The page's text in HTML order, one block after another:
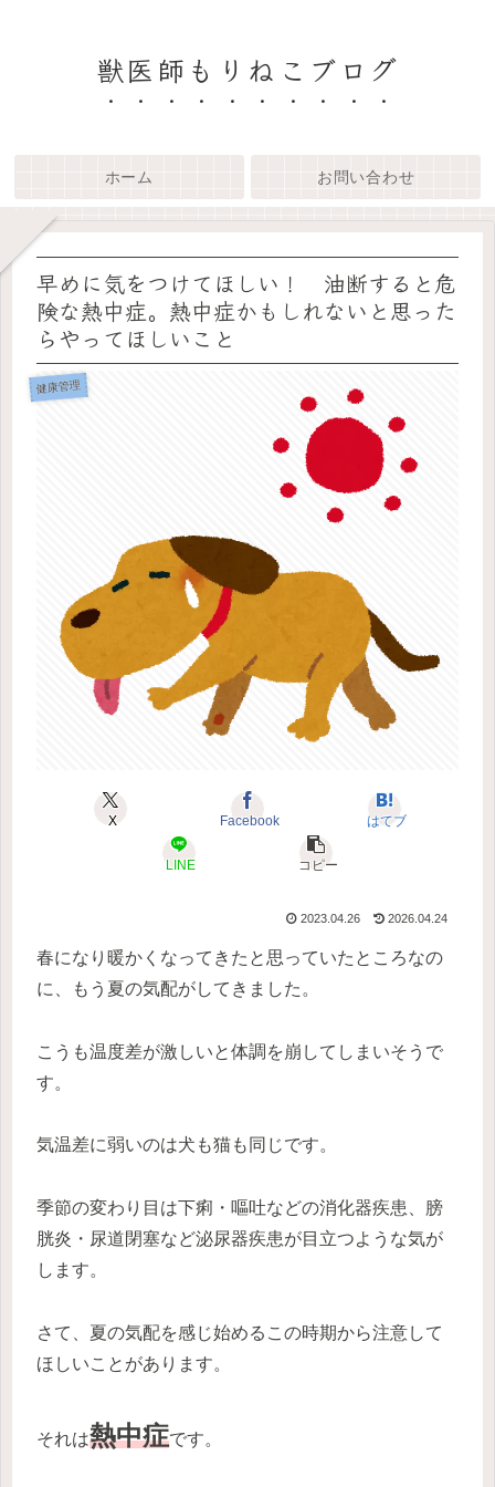
獣医師もりねこブログ
ホーム お問い合わせ
早めに気をつけてほしい！ 油断すると危
険な熱中症。熱中症かもしれないと思った
らやってほしいこと
健康管理
X Facebook はてブ
LINE コピー
2023.04.26 2026.04.24
春になり暖かくなってきたと思っていたところなの
に、もう夏の気配がしてきました。
こうも温度差が激しいと体調を崩してしまいそうで
す。
気温差に弱いのは犬も猫も同じです。
季節の変わり目は下痢・嘔吐などの消化器疾患、膀
胱炎・尿道閉塞など泌尿器疾患が目立つような気が
します。
さて、夏の気配を感じ始めるこの時期から注意して
ほしいことがあります。
それは熱中症です。